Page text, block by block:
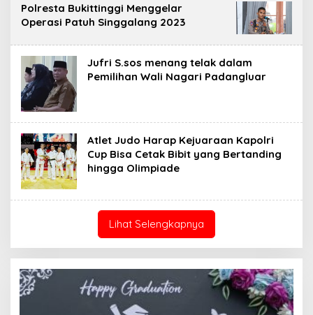
Polresta Bukittinggi Menggelar
Operasi Patuh Singgalang 2023
Jufri S.sos menang telak dalam
Pemilihan Wali Nagari Padangluar
Atlet Judo Harap Kejuaraan Kapolri
Cup Bisa Cetak Bibit yang Bertanding
hingga Olimpiade
Lihat Selengkapnya